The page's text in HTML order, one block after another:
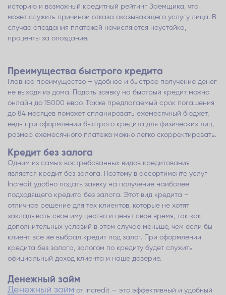
историю и возможный кредитный рейтинг Заемщика, что
может служить причиной отказа оказывающего услугу лица. В
случае опоздания платежей начисляются неустойка,
проценты за опоздание.
Преимущества быстрого кредита
Главное преимущество – удобное и быстрое получение денег
не выходя из дома. Подать заявку на быстрый кредит можно
онлайн до 15000 евро. Также предлагаемый срок погашения
до 84 месяцев поможет спланировать ежемесячный бюджет,
ведь при оформлении быстрого кредита для физических лиц,
размер ежемесячного платежа можно легко скорректировать.
Кредит без залога
Одним из самых востребованных видов кредитования
является кредит без залога. Поэтому в ассортименте услуг
Incredit удобно подать заявку на получение наиболее
подходящего кредита без залога. Этот вид кредита –
отличное решение для тех клиентов, которые не хотят
закладывать свое имущество и ценят свое время, так как
дополнительных условий в этом случае меньше, чем если бы
клиент все же выбрал кредит под залог. При оформлении
кредита без залога, залогом по кредиту будет служить
официальный доход клиента и наше доверие.
Денежный займ
Денежный займ от Inсredit — это эффективный и удобный